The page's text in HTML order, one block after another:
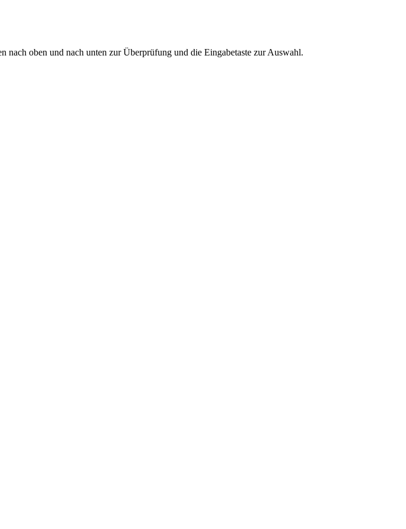
nach oben und nach unten zur Überprüfung und die Eingabetaste zur Auswahl.